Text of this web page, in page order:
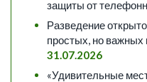
защиты от
Разведение
простых, но важных
31.07.2026
«Удивительные